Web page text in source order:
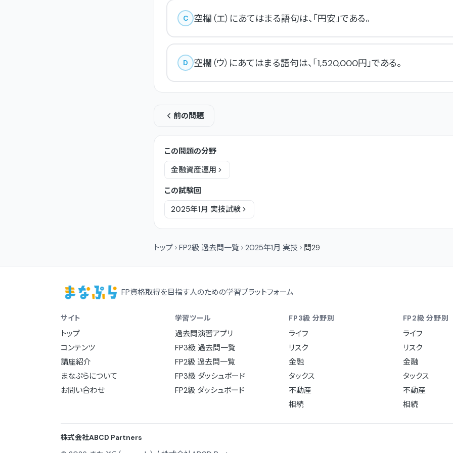
C 空欄（エ）にあてはまる語句は、「円安」である。
D 空欄（ウ）にあてはまる語句は、「1,520,000円」である。
前の問題
この問題の分野
金融資産運用
この試験回
2025年1月 実技試験
トップ FP2級 過去問一覧 2025年1月 実技 問29
FP資格取得を目指す人のための学習プラットフォーム
サイト
トップ
コンテンツ
講座紹介
まなぷらについて
お問い合わせ
学習ツール
過去問演習アプリ
FP3級 過去問一覧
FP2級 過去問一覧
FP3級 ダッシュボード
FP2級 ダッシュボード
FP3級 分野別
ライフ
リスク
金融
タックス
不動産
相続
FP2級 分野別
ライフ
リスク
金融
タックス
不動産
相続
株式会社ABCD Partners